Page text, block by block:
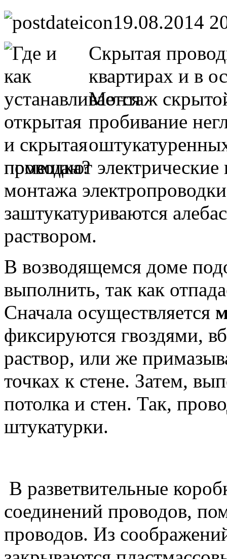
19.08.2014
Скрытая
квартирах и в
Монтаж
пробивание
помещают
монтажа
заштукатуриваются
раствором.
В возводящемся доме
выполнить, так как
Сначала осуществляется
фиксируются гвоздями,
раствор, или же
точках к стене. Затем,
потолка и стен. Так,
штукатурки.
В разветвительные
соединений проводов,
проводов. Из